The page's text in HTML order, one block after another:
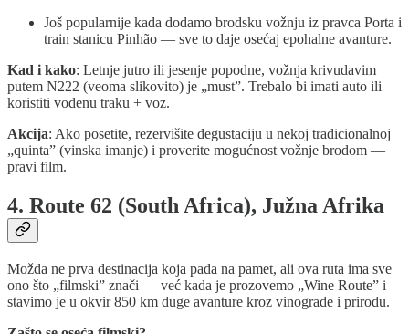
Još popularnije kada dodamo brodsku vožnju iz pravca Porta i
train stanicu Pinhão — sve to daje osećaj epohalne avanture.
Kad i kako: Letnje jutro ili jesenje popodne, vožnja krivudavim
putem N222 (veoma slikovito) je „must”. Trebalo bi imati auto ili
koristiti vodenu traku + voz.
Akcija: Ako posetite, rezervišite degustaciju u nekoj tradicionalnoj
„quinta” (vinska imanje) i proverite mogućnost vožnje brodom —
pravi film.
4. Route 62 (South Africa), Južna Afrika
Možda ne prva destinacija koja pada na pamet, ali ova ruta ima sve
ono što „filmski” znači — već kada je prozovemo „Wine Route” i
stavimo je u okvir 850 km duge avanture kroz vinograde i prirodu.